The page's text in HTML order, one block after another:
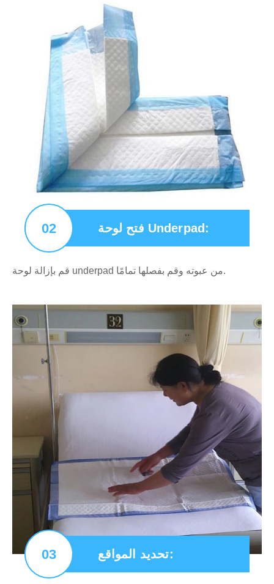
02 فتح لوحة Underpad:
قم بإزالة لوحة underpad من عبوته وقم بفصلها تمامًا.
03 تحديد المواقع: